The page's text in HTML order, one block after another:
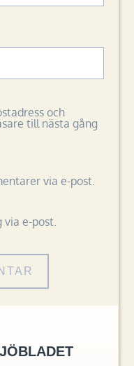
och
till nästa gång
via e-post.
via e-post.